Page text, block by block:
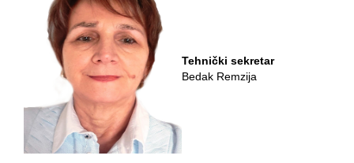
Tehnički sekretar
Bedak Remzija